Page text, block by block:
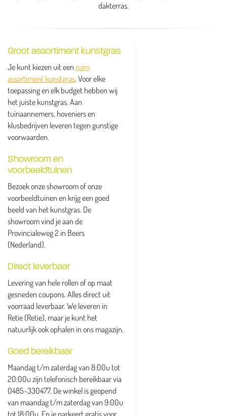
dakterras.
Groot assortiment kunstgras
Je kunt kiezen uit een ruim
assortiment kunstgras. Voor elke
toepassing en elk budget hebben wij
het juiste kunstgras. Aan
tuinaannemers, hoveniers en
klusbedrijven leveren tegen gunstige
voorwaarden.
Showroom en
voorbeeldtuinen
Bezoek onze showroom of onze
voorbeeldtuinen en krijg een goed
beeld van het kunstgras. De
showroom vind je aan de
Provincialeweg 2 in Beers
(Nederland).
Direct leverbaar
Levering van hele rollen of op maat
gesneden coupons. Alles direct uit
voorraad leverbaar. We leveren in
Retie (Retie), maar je kunt het
natuurlijk ook ophalen in ons magazijn.
Goed bereikbaar
Maandag t/m zaterdag van 8:00u tot
20:00u zijn telefonisch bereikbaar via
0485-330477. De winkel is geopend
van maandag t/m zaterdag van 9:00u